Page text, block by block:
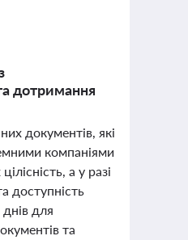
дотримання
документів, які
компаніями
а у разі
доступність
для
та